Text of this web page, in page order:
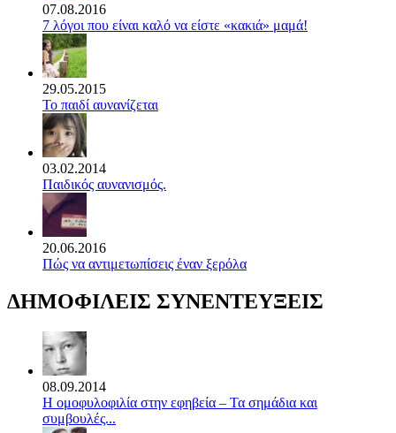
07.08.2016
7 λόγοι που είναι καλό να είστε «κακιά» μαμά!
29.05.2015
Το παιδί αυνανίζεται
03.02.2014
Παιδικός αυνανισμός.
20.06.2016
Πώς να αντιμετωπίσεις έναν ξερόλα
ΔΗΜΟΦΙΛΕΙΣ ΣΥΝΕΝΤΕΥΞΕΙΣ
08.09.2014
Η ομοφυλοφιλία στην εφηβεία – Τα σημάδια και
συμβουλές...